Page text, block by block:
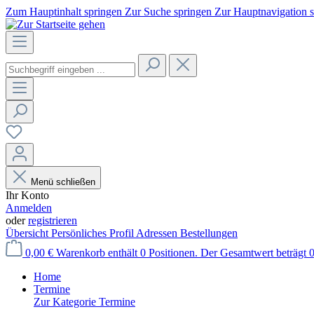
Zum Hauptinhalt springen Zur Suche springen Zur Hauptnavigation
Menü schließen
Ihr Konto
Anmelden
oderregistrieren
Übersicht Persönliches Profil Adressen Bestellungen
0,00 € Warenkorb enthält 0 Positionen. Der Gesamtwert beträgt
Home
Termine
Zur Kategorie Termine